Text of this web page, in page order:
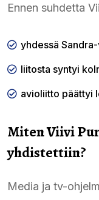
Ennen suhdetta
yhdessä
liitosta syntyi
avioliitto päättyi
Miten Viivi
yhdistettiin?
Media ja tv-